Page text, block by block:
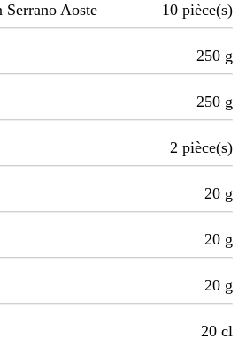
Serrano Aoste 10 pièce(s)
250 g
250 g
2 pièce(s)
20 g
20 g
20 g
20 cl